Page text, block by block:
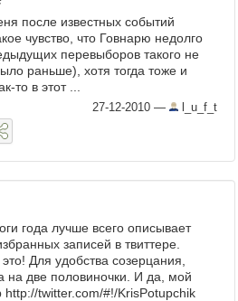
после известных событий
чувство, что Говнарю недолго
перевыборов такого не
раньше), хотя тогда тоже и
то в этот ...
27-12-2010 — l_u_f_t
года лучше всего описывает
записей в твиттере.
Для удобства созерцания,
на две половиночки. И да, мой
http://twitter.com/#!/KrisPotupchik